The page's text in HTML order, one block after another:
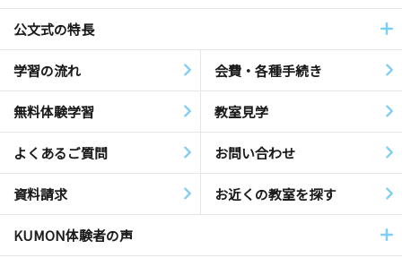
公文式の特長
学習の流れ 会費・各種手続き
無料体験学習 教室見学
よくあるご質問 お問い合わせ
資料請求 お近くの教室を探す
KUMON体験者の声